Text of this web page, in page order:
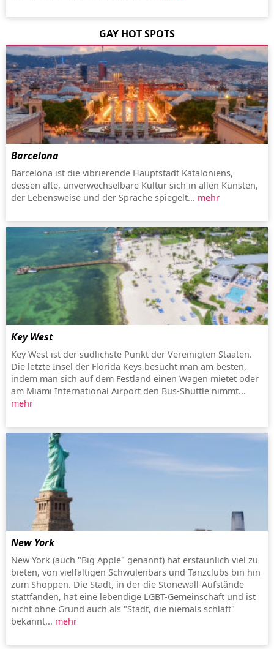
GAY HOT SPOTS
Barcelona
Barcelona ist die vibrierende Hauptstadt Kataloniens,
dessen alte, unverwechselbare Kultur sich in allen Künsten,
der Lebensweise und der Sprache spiegelt... mehr
Key West
Key West ist der südlichste Punkt der Vereinigten Staaten.
Die letzte Insel der Florida Keys besucht man am besten,
indem man sich auf dem Festland einen Wagen mietet oder
am Miami International Airport den Bus-Shuttle nimmt...
mehr
New York
New York (auch "Big Apple" genannt) hat erstaunlich viel zu
bieten, von vielfältigen Schwulenbars und Tanzclubs bin hin
zum Shoppen. Die Stadt, in der die Stonewall-Aufstände
stattfanden, hat eine lebendige LGBT-Gemeinschaft und ist
nicht ohne Grund auch als "Stadt, die niemals schläft"
bekannt... mehr